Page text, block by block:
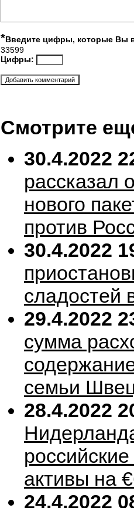
*Введите цифры, которые Вы
33599
Цифры:
Смотрите
30.4.2022
рассказал
нового
против
30.4.2022
сладостей
29.4.2022
сумма
семьи
28.4.2022
активы на
24.4.2022